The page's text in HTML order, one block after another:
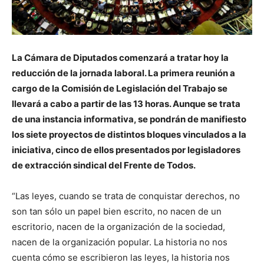
La Cámara de Diputados comenzará a tratar hoy la
reducción de la jornada laboral. La primera reunión a
cargo de la Comisión de Legislación del Trabajo se
llevará a cabo a partir de las 13 horas. Aunque se trata
de una instancia informativa, se pondrán de manifiesto
los siete proyectos de distintos bloques vinculados a la
iniciativa, cinco de ellos presentados por legisladores
de extracción sindical del Frente de Todos.
“Las leyes, cuando se trata de conquistar derechos, no
son tan sólo un papel bien escrito, no nacen de un
escritorio, nacen de la organización de la sociedad,
nacen de la organización popular. La historia no nos
cuenta cómo se escribieron las leyes, la historia nos